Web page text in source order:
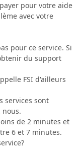
pour votre aide
avec votre
pour ce service. Si
du support
FSI d'ailleurs
services sont
nous.
de 2 minutes et
6 et 7 minutes.